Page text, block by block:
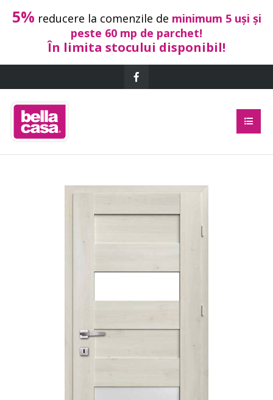
5% reducere la comenzile de minimum 5 uși și
peste 60 mp de parchet!
În limita stocului disponibil!